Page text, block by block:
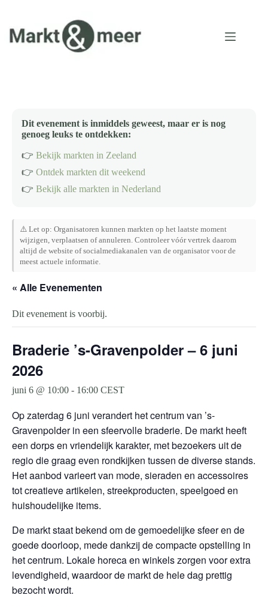
inhoud
Dit evenement is inmiddels geweest, maar er is nog
genoeg leuks te ontdekken:
👉 Bekijk markten in Zeeland
👉 Ontdek markten dit weekend
👉 Bekijk alle markten in Nederland
⚠️ Let op: Organisatoren kunnen markten op het laatste moment
wijzigen, verplaatsen of annuleren. Controleer vóór vertrek daarom
altijd de website of socialmediakanalen van de organisator voor de
meest actuele informatie.
« Alle Evenementen
Dit evenement is voorbij.
Braderie ’s-Gravenpolder – 6 juni
2026
juni 6 @ 10:00 - 16:00 CEST
Op zaterdag 6 juni verandert het centrum van ’s-
Gravenpolder in een sfeervolle braderie. De markt heeft
een dorps en vriendelijk karakter, met bezoekers uit de
regio die graag even rondkijken tussen de diverse stands.
Het aanbod varieert van mode, sieraden en accessoires
tot creatieve artikelen, streekproducten, speelgoed en
huishoudelijke items.
De markt staat bekend om de gemoedelijke sfeer en de
goede doorloop, mede dankzij de compacte opstelling in
het centrum. Lokale horeca en winkels zorgen voor extra
levendigheid, waardoor de markt de hele dag prettig
bezocht wordt.